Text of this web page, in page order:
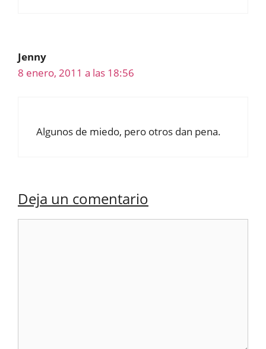
Jenny
8 enero, 2011 a las 18:56
Algunos de miedo, pero otros dan pena.
Deja un comentario